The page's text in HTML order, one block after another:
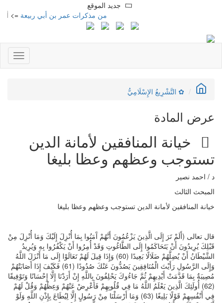
جديد الموقع
من مذكرات عمر بن أبي ربيعة=> أ. محمود
✿ التَّشْرِيعُ الإِسْلَامِيُّ
عرض المادة
خيانة المنافقين لأمانة الدين
تستوجب وعظهم وعظا بليغا
د / احمد نصير
المبحث الثالث
خيانة المنافقين لأمانة الدين تستوجب وعظهم وعظا بليغا
قال تعالى (أَلَمْ تَرَ إِلَى الَّذِينَ يَزْعُمُونَ أَنَّهُمْ آَمَنُوا بِمَا أُنْزِلَ إِلَيْكَ وَمَا أُنْزِلَ مِنْ
قَبْلِكَ يُرِيدُونَ أَنْ يَتَحَاكَمُوا إِلَى الطَّاغُوتِ وَقَدْ أُمِرُوا أَنْ يَكْفُرُوا بِهِ وَيُرِيدُ
الشَّيْطَانُ أَنْ يُضِلَّهُمْ ضَلَالًا بَعِيدًا (60) وَإِذَا قِيلَ لَهُمْ تَعَالَوْا إِلَى مَا أَنْزَلَ اللَّهُ
وَإِلَى الرَّسُولِ رَأَيْتَ الْمُنَافِقِينَ يَصُدُّونَ عَنْكَ صُدُودًا (61) فَكَيْفَ إِذَا أَصَابَتْهُمْ
مُصِيبَةٌ بِمَا قَدَّمَتْ أَيْدِيهِمْ ثُمَّ جَاءُوكَ يَحْلِفُونَ بِاللَّهِ إِنْ أَرَدْنَا إِلَّا إِحْسَانًا وَتَوْفِيقًا
(62) أُولَئِكَ الَّذِينَ يَعْلَمُ اللَّهُ مَا فِي قُلُوبِهِمْ فَأَعْرِضْ عَنْهُمْ وَعِظْهُمْ وَقُلْ لَهُمْ
فِي أَنْفُسِهِمْ قَوْلًا بَلِيغًا (63) وَمَا أَرْسَلْنَا مِنْ رَسُولٍ إِلَّا لِيُطَاعَ بِإِذْنِ اللَّهِ وَلَوْ